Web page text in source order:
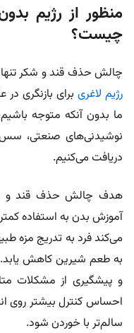
منظور از رژیم
چیست؟
چالش حذف قند و شکر
رژیم لاغری برای بازنگری
ما بدون آنکه متوجه
نوشیدنی‌های صنعتی،
دریافت می‌کنیم.
هدف چالش حذف قند و
آموزش بدن به استفادهکمتر
می‌کندفرد به تدریج مزه
به طعم شیرین کاهش یابد.
و پیشگیری از مشکلات
احساس کنترل بیشتر روی
سالم‌تر با خوردن شود.